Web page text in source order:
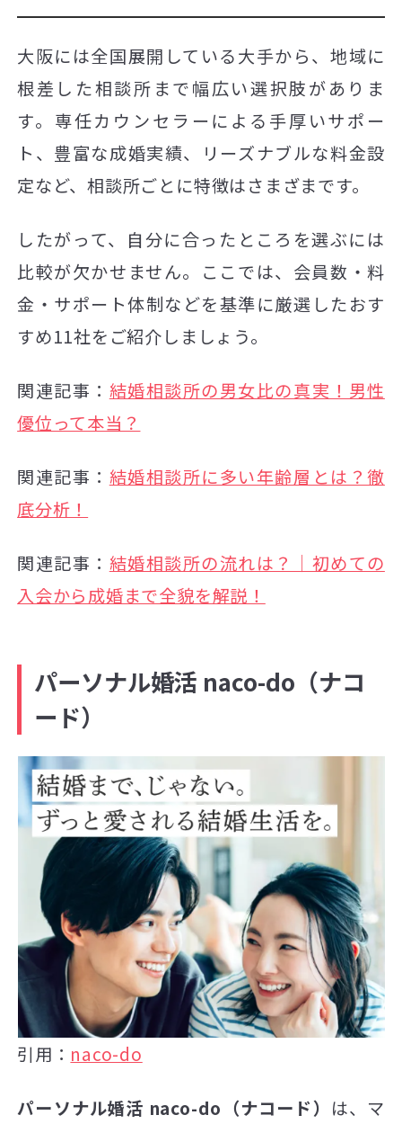
大阪には全国展開している大手から、地域に
根差した相談所まで幅広い選択肢がありま
す。専任カウンセラーによる手厚いサポー
ト、豊富な成婚実績、リーズナブルな料金設
定など、相談所ごとに特徴はさまざまです。
したがって、自分に合ったところを選ぶには
比較が欠かせません。ここでは、会員数・料
金・サポート体制などを基準に厳選したおす
すめ11社をご紹介しましょう。
関連記事： 結婚相談所の男女比の真実！男性
優位って本当？
関連記事： 結婚相談所に多い年齢層とは？徹
底分析！
関連記事： 結婚相談所の流れは？｜初めての
入会から成婚まで全貌を解説！
パーソナル婚活 naco-do（ナコ
ード）
引用： naco-do
パーソナル婚活 naco-do（ナコード） は、マ